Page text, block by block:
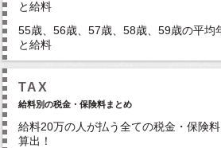
と給料
55歳、56歳、57歳、58歳、59歳の平均
と給料
TAX
給料別の税金・保険料まとめ
給料20万の人が払う全ての税金・保険
算出！